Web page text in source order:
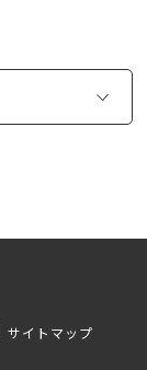
サイトマップ